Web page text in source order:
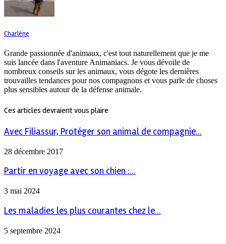
Charlène
Grande passionnée d'animaux, c'est tout naturellement que je me
suis lancée dans l'aventure Animaniacs. Je vous dévoile de
nombreux conseils sur les animaux, vous dégote les dernières
trouvailles tendances pour nos compagnons et vous parle de choses
plus sensibles autour de la défense animale.
Ces articles devraient vous plaire
Avec Filiassur, Protéger son animal de compagnie...
28 décembre 2017
Partir en voyage avec son chien :...
3 mai 2024
Les maladies les plus courantes chez le...
5 septembre 2024